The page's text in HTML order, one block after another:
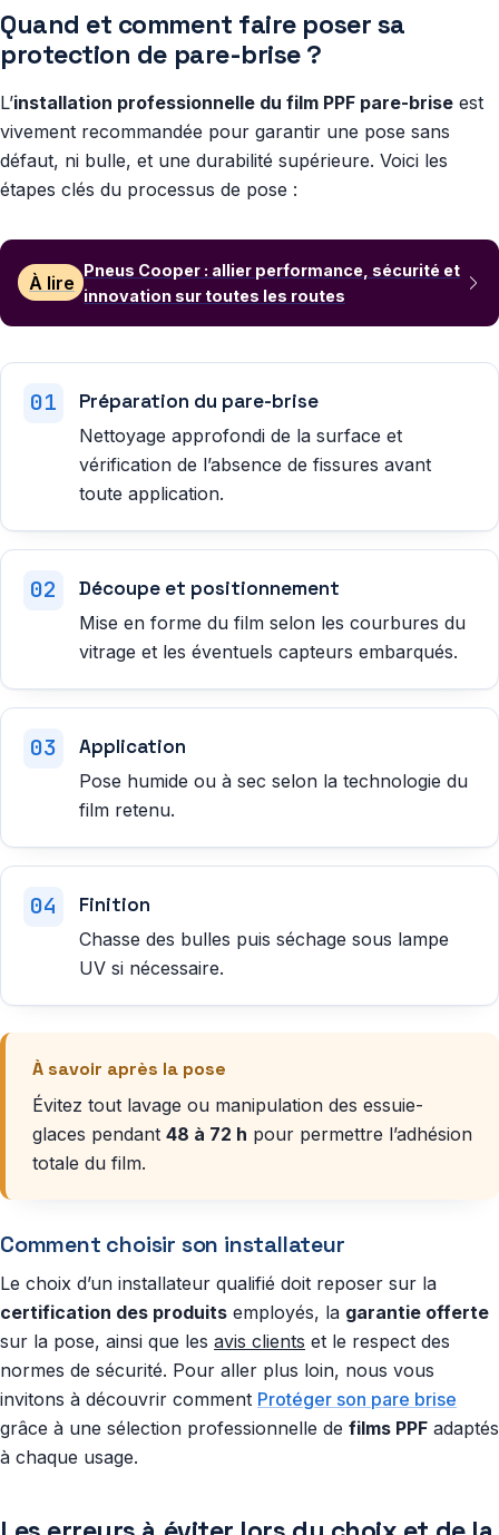
Quand et comment faire poser sa
protection de pare-brise ?
L’installation professionnelle du film PPF pare-brise est
vivement recommandée pour garantir une pose sans
défaut, ni bulle, et une durabilité supérieure. Voici les
étapes clés du processus de pose :
À lire
Pneus Cooper : allier performance, sécurité et
innovation sur toutes les routes
Préparation du pare-brise
Nettoyage approfondi de la surface et
vérification de l’absence de fissures avant
toute application.
Découpe et positionnement
Mise en forme du film selon les courbures du
vitrage et les éventuels capteurs embarqués.
Application
Pose humide ou à sec selon la technologie du
film retenu.
Finition
Chasse des bulles puis séchage sous lampe
UV si nécessaire.
À savoir après la pose
Évitez tout lavage ou manipulation des essuie-
glaces pendant 48 à 72 h pour permettre l’adhésion
totale du film.
Comment choisir son installateur
Le choix d’un installateur qualifié doit reposer sur la
certification des produits employés, la garantie offerte
sur la pose, ainsi que les avis clients et le respect des
normes de sécurité. Pour aller plus loin, nous vous
invitons à découvrir comment Protéger son pare brise
grâce à une sélection professionnelle de films PPF adaptés
à chaque usage.